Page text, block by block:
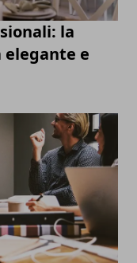
la
elegante e